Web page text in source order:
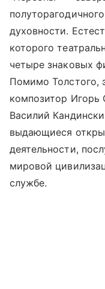
духовности.
которого
четыре знаковых
Помимо Толстого,
композитор Игорь
Василий
выдающиеся
деятельности,
мировой
службе.